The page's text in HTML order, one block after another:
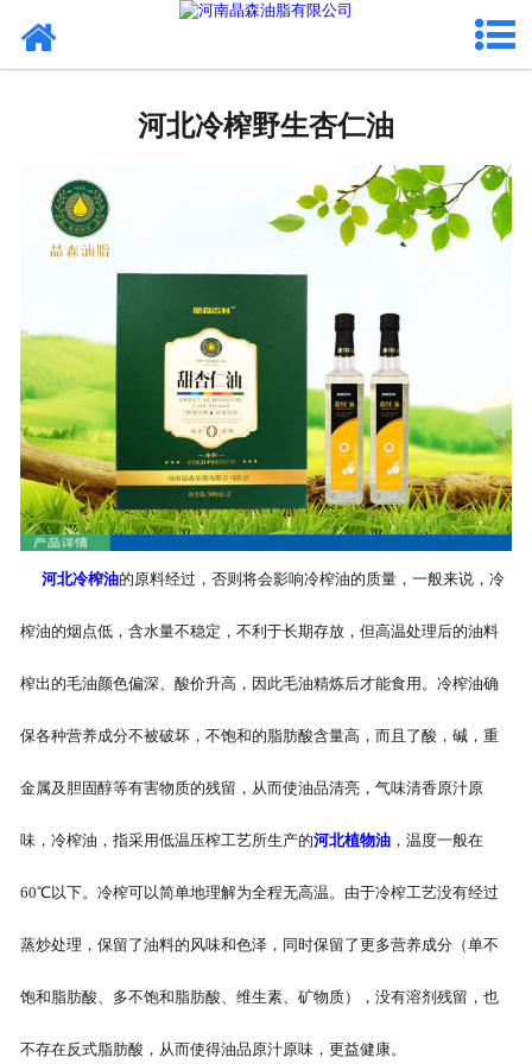
河北来料代工
河北冷榨野生杏仁油
河北冷榨油的原料经过，否则将会影响冷榨油的质量，一般来说，冷
榨油的烟点低，含水量不稳定，不利于长期存放，但高温处理后的油料
榨出的毛油颜色偏深、酸价升高，因此毛油精炼后才能食用。冷榨油确
保各种营养成分不被破坏，不饱和的脂肪酸含量高，而且了酸，碱，重
金属及胆固醇等有害物质的残留，从而使油品清亮，气味清香原汁原
味，冷榨油，指采用低温压榨工艺所生产的河北植物油，温度一般在
60℃以下。冷榨可以简单地理解为全程无高温。由于冷榨工艺没有经过
蒸炒处理，保留了油料的风味和色泽，同时保留了更多营养成分（单不
饱和脂肪酸、多不饱和脂肪酸、维生素、矿物质），没有溶剂残留，也
不存在反式脂肪酸，从而使得油品原汁原味，更益健康。